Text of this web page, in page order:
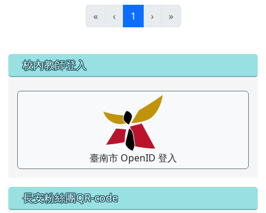
« ‹ 1 (目前頁次)
› »
左邊區域內容
校內教師登入
臺南市 OpenID 登入
長安粉絲團QR-code